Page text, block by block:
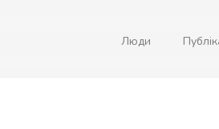
Люди